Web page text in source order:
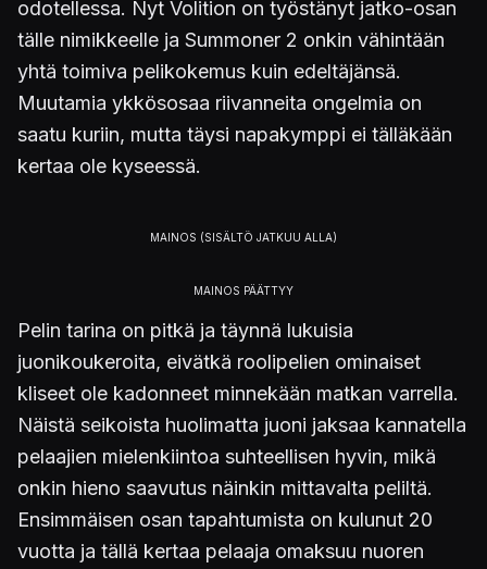
odotellessa. Nyt Volition on työstänyt jatko-osan
tälle nimikkeelle ja Summoner 2 onkin vähintään
yhtä toimiva pelikokemus kuin edeltäjänsä.
Muutamia ykkösosaa riivanneita ongelmia on
saatu kuriin, mutta täysi napakymppi ei tälläkään
kertaa ole kyseessä.
Pelin tarina on pitkä ja täynnä lukuisia
juonikoukeroita, eivätkä roolipelien ominaiset
kliseet ole kadonneet minnekään matkan varrella.
Näistä seikoista huolimatta juoni jaksaa kannatella
pelaajien mielenkiintoa suhteellisen hyvin, mikä
onkin hieno saavutus näinkin mittavalta peliltä.
Ensimmäisen osan tapahtumista on kulunut 20
vuotta ja tällä kertaa pelaaja omaksuu nuoren